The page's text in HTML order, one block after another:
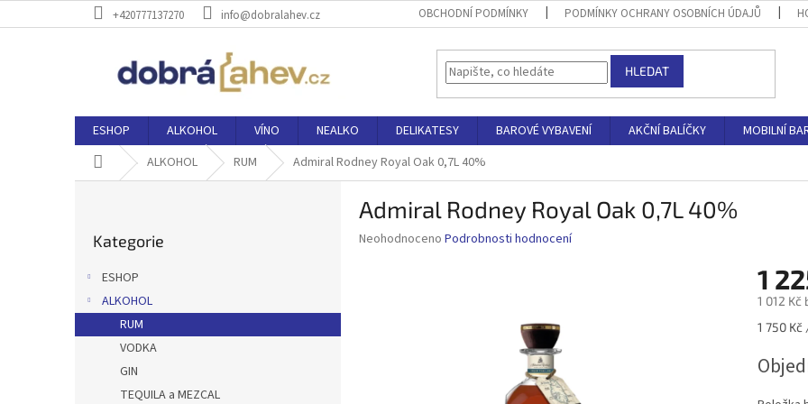
na
+420777137270 info@dobralahev.cz OBCHODNÍ PODMÍNKY PODMÍNKY OCHRANY OSOBNÍCH ÚDAJŮ
HLEDAT
ESHOP ALKOHOL VÍNO NEALKO DELIKATESY BAROVÉ VYBAVENÍ AKČNÍ BALÍČKY MOBILNÍ
Domů ALKOHOL RUM Admiral Rodney Royal Oak 0,7L 40%
n
kategorie
Kategorie
ESHOP
ALKOHOL
RUM
VODKA
GIN
TEQUILA a MEZCAL
Admiral Rodney Royal Oak 0,7L 40%
Průměrné
Neohodnoceno Podrobnosti hodnocení
1
1 012 Kč
Měrná
1 750 Kč